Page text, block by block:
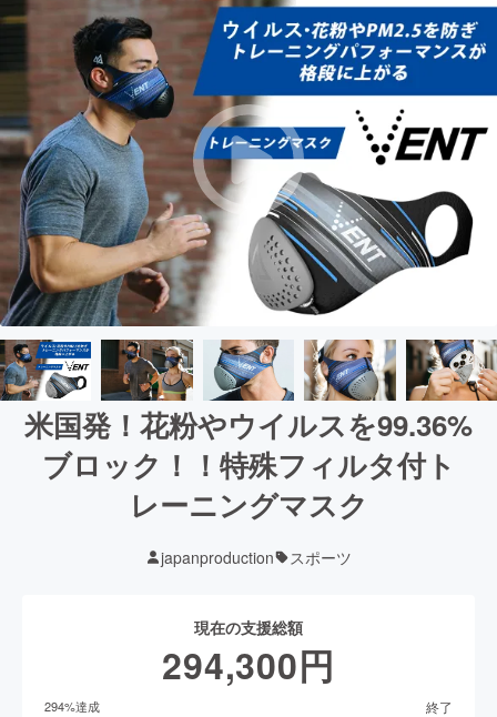
米国発！花粉やウイルスを99.36%
ブロック！！特殊フィルタ付ト
レーニングマスク
japanproduction スポーツ
現在の支援総額
294,300円
294%達成 終了